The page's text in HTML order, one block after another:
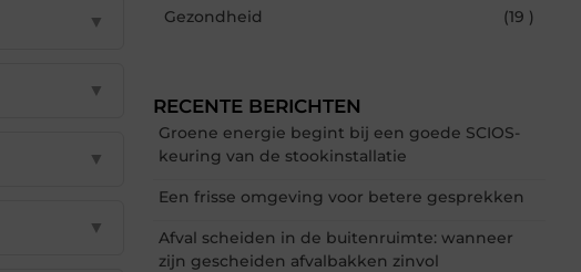
▼
▼
▼
▼
Gezondheid
(19 )
RECENTE BERICHTEN
Groene energie begint bij een goede SCIOS-
keuring van de stookinstallatie
Een frisse omgeving voor betere gesprekken
Afval scheiden in de buitenruimte: wanneer
zijn gescheiden afvalbakken zinvol